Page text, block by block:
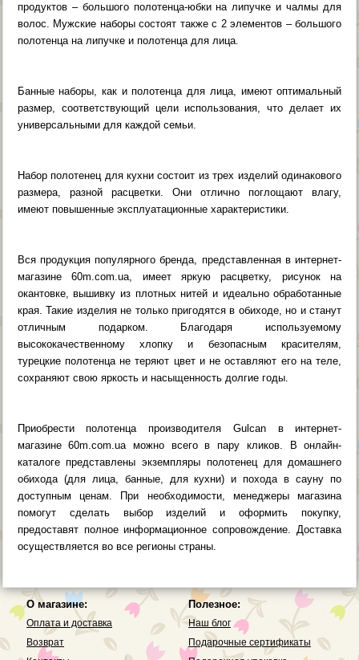
продуктов – большого полотенца-юбки на липучке и чалмы для
волос. Мужские наборы состоят также с 2 элементов – большого
полотенца на липучке и полотенца для лица.
Банные наборы, как и полотенца для лица, имеют оптимальный
размер, соответствующий цели использования, что делает их
универсальными для каждой семьи.
Набор полотенец для кухни состоит из трех изделий одинакового
размера, разной расцветки. Они отлично поглощают влагу,
имеют повышенные эксплуатационные характеристики.
Вся продукция популярного бренда, представленная в интернет-
магазине 60m.com.ua, имеет яркую расцветку, рисунок на
окантовке, вышивку из плотных нитей и идеально обработанные
края. Такие изделия не только пригодятся в обиходе, но и станут
отличным подарком. Благодаря используемому
высококачественному хлопку и безопасным красителям,
турецкие полотенца не теряют цвет и не оставляют его на теле,
сохраняют свою яркость и насыщенность долгие годы.
Приобрести полотенца производителя Gulcan в интернет-
магазине 60m.com.ua можно всего в пару кликов. В онлайн-
каталоге представлены экземпляры полотенец для домашнего
обихода (для лица, банные, для кухни) и похода в сауну по
доступным ценам. При необходимости, менеджеры магазина
помогут сделать выбор изделий и оформить покупку,
предоставят полное информационное сопровождение. Доставка
осуществляется во все регионы страны.
О магазине:
Оплата и доставка
Возврат
Полезное:
Наш блог
Подарочные сертификаты